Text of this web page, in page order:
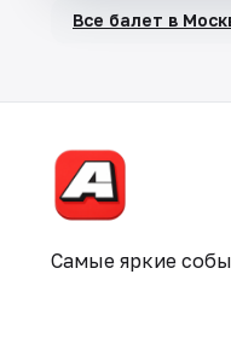
Все балет в
Самые яркие